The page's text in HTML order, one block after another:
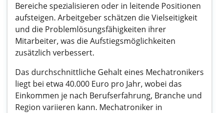
Bereiche spezialisieren oder in leitende Positionen
aufsteigen. Arbeitgeber schätzen die Vielseitigkeit
und die Problemlösungsfähigkeiten ihrer
Mitarbeiter, was die Aufstiegsmöglichkeiten
zusätzlich verbessert.
Das durchschnittliche Gehalt eines Mechatronikers
liegt bei etwa 40.000 Euro pro Jahr, wobei das
Einkommen je nach Berufserfahrung, Branche und
Region variieren kann. Mechatroniker in